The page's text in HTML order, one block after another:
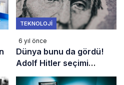
TEKNOLOJI
6 yıl önce
Dünya bunu da gördü!
Adolf Hitler seçimi
kazandı